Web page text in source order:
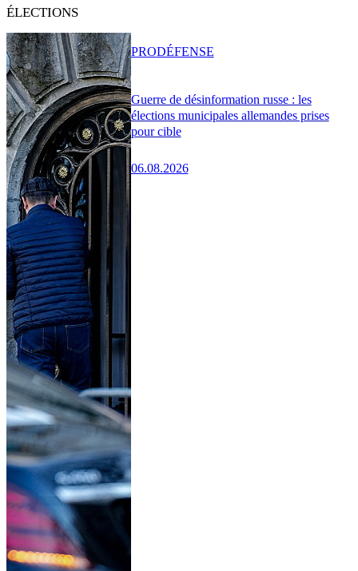
ÉLECTIONS
Guerre de désinformation russe : les
élections municipales allemandes prises
pour cible
06.08.2026
PRODÉFENSE